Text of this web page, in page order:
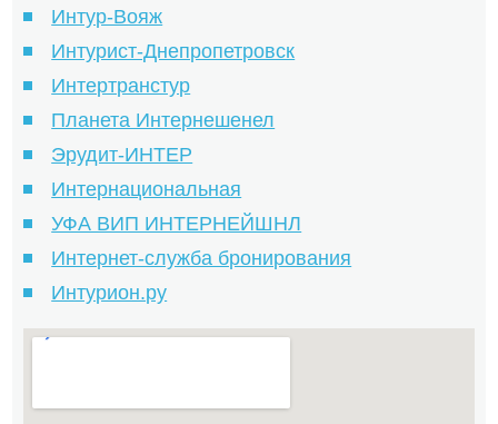
Интур-Вояж
Интурист-Днепропетровск
Интертранстур
Планета Интернешенел
Эрудит-ИНТЕР
Интернациональная
УФА ВИП ИНТЕРНЕЙШНЛ
Интернет-служба бронирования
Интурион.ру